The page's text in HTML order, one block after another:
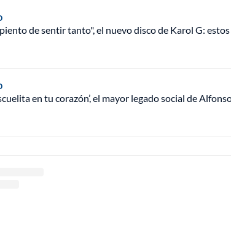
de sentir tanto", el nuevo disco de Karol G:
en tu corazón’, el mayor legado social de